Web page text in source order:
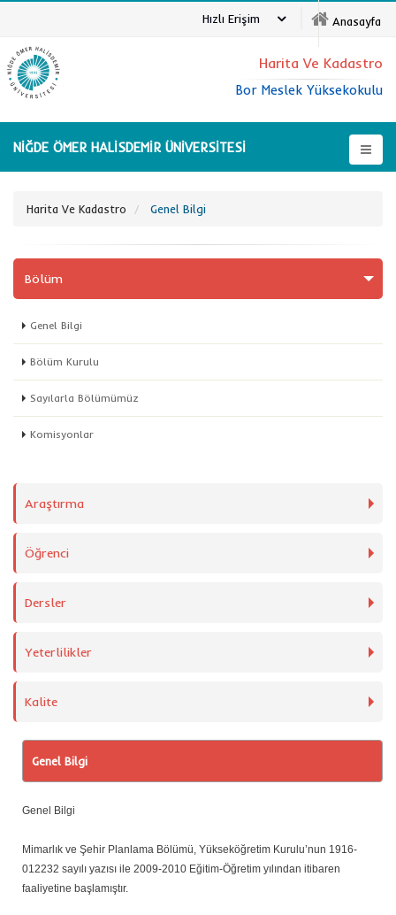
Anasayfa
Hızlı Erişim
NİĞDE ÖMER HALİSDEMİR ÜNİVERSİTESİ
Harita Ve Kadastro
Bor Meslek Yüksekokulu
Harita Ve Kadastro Genel Bilgi
Bölüm
Genel Bilgi
Bölüm Kurulu
Sayılarla Bölümümüz
Komisyonlar
Araştırma
Öğrenci
Dersler
Yeterlilikler
Kalite
Genel Bilgi
Genel Bilgi
Mimarlık ve Şehir Planlama Bölümü, Yükseköğretim Kurulu’nun 1916-
012232 sayılı yazısı ile 2009-2010 Eğitim-Öğretim yılından itibaren
faaliyetine başlamıştır.